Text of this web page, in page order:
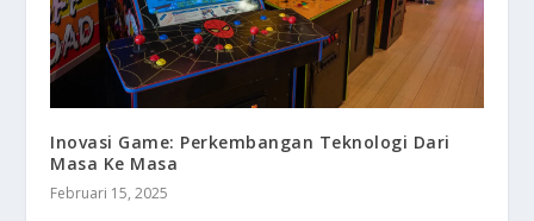
Inovasi Game: Perkembangan Teknologi Dari
Masa Ke Masa
Februari 15, 2025